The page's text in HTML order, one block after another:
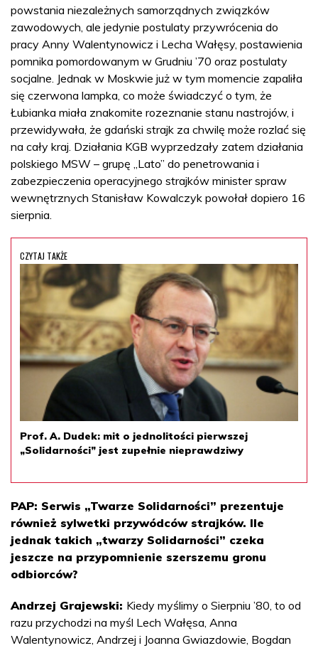
powstania niezależnych samorządnych związków
zawodowych, ale jedynie postulaty przywrócenia do
pracy Anny Walentynowicz i Lecha Wałęsy, postawienia
pomnika pomordowanym w Grudniu ’70 oraz postulaty
socjalne. Jednak w Moskwie już w tym momencie zapaliła
się czerwona lampka, co może świadczyć o tym, że
Łubianka miała znakomite rozeznanie stanu nastrojów, i
przewidywała, że gdański strajk za chwilę może rozlać się
na cały kraj. Działania KGB wyprzedzały zatem działania
polskiego MSW – grupę „Lato” do penetrowania i
zabezpieczenia operacyjnego strajków minister spraw
wewnętrznych Stanisław Kowalczyk powołał dopiero 16
sierpnia.
CZYTAJ TAKŻE
Prof. A. Dudek: mit o jednolitości pierwszej
„Solidarności” jest zupełnie nieprawdziwy
PAP: Serwis „Twarze Solidarności” prezentuje
również sylwetki przywódców strajków. Ile
jednak takich „twarzy Solidarności” czeka
jeszcze na przypomnienie szerszemu gronu
odbiorców?
Andrzej Grajewski: Kiedy myślimy o Sierpniu ’80, to od
razu przychodzi na myśl Lech Wałęsa, Anna
Walentynowicz, Andrzej i Joanna Gwiazdowie, Bogdan